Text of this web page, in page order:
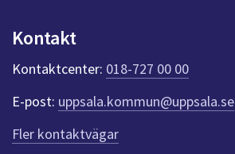
k
t
e
r
f
ö
r
Kontakt
Kontaktcenter: 018-727 00 00
E-post: uppsala.kommun@uppsala.se
Fler kontaktvägar